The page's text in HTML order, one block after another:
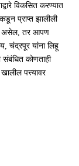
विकसित करण्यात
प्राप्त झालीली
असेल, तर आपण
चंद्रपूर यांना लिहू
संबंधित कोणताही
पत्त्यावर